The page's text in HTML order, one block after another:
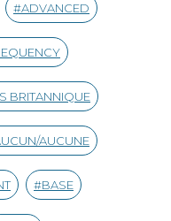
ADVANCED
BRITANNIQUE
AUCUNE
BASE